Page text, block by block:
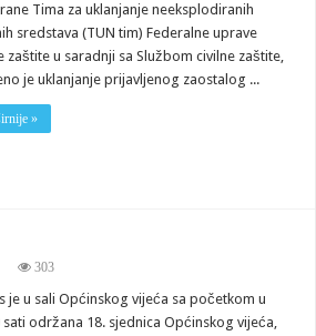
Tima za uklanjanje neeksplodiranih
sredstava (TUN tim) Federalne uprave
zaštite u saradnji sa Službom civilne zaštite,
je uklanjanje prijavljenog zaostalog ...
»
303
je u sali Općinskog vijeća sa početkom u
sati održana 18. sjednica Općinskog vijeća,